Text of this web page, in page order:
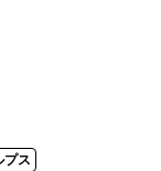
プス